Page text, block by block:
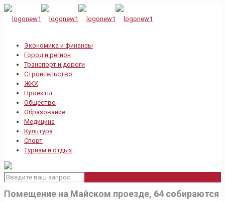
Экономика и финансы
Город и регион
Транспорт и дороги
Строительство
ЖКХ
Проекты
Общество
Образование
Медицина
Культура
Спорт
Туризм и отдых
Помещение на Майском проезде, 64 собираются